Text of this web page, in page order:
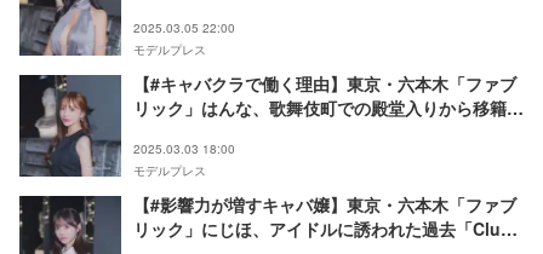
たい」
2025.03.05 22:00
モデルプレス
【#キャバクラで働く理由】東京・六本木「ファブ
リック」はんな、歌舞伎町での殿堂入りから移籍 5
2025.03.03 18:00
モデルプレス
【#影響力が増すキャバ嬢】東京・六本木「ファブ
リック」にじほ、アイドルに誘われた過去「Club